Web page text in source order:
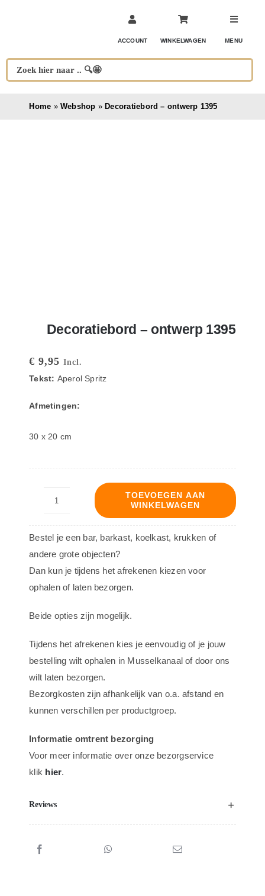
ACCOUNT WINKELWAGEN MENU
Home » Webshop » Decoratiebord – ontwerp 1395
Decoratiebord – ontwerp 1395
€ 9,95 Incl.
Tekst: Aperol Spritz
Afmetingen:
30 x 20 cm
Decoratiebord
ontwerp
1395
aantal
TOEVOEGEN AAN
WINKELWAGEN
Bestel je een bar, barkast, koelkast, krukken of
andere grote objecten?
Dan kun je tijdens het afrekenen kiezen voor
ophalen of laten bezorgen.
Beide opties zijn mogelijk.
Tijdens het afrekenen kies je eenvoudig of je jouw
bestelling wilt ophalen in Musselkanaal of door ons
wilt laten bezorgen.
Bezorgkosten zijn afhankelijk van o.a. afstand en
kunnen verschillen per productgroep.
Informatie omtrent bezorging
Voor meer informatie over onze bezorgservice
klik hier.
Reviews